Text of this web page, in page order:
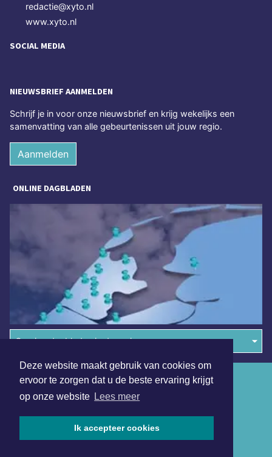
Deze website maakt gebruik van cookies om
ervoor te zorgen dat u de beste ervaring krijgt
op onze website Lees meer
Ik accepteer cookies
redactie@xyto.nl
www.xyto.nl
SOCIAL MEDIA
NIEUWSBRIEF AANMELDEN
Schrijf je in voor onze nieuwsbrief en krijg wekelijks een
samenvatting van alle gebeurtenissen uit jouw regio.
Aanmelden
ONLINE DAGBLADEN
Overige dagbladen in de regio
Algemene voorwaarden
Disclaimer